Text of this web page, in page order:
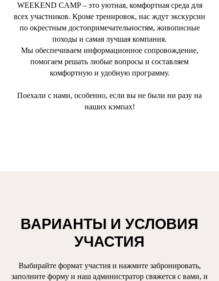
WEEKEND CAMP – это уютная, комфортная среда для
всех участников. Кроме тренировок, нас ждут экскурсии
по окрестным достопримечательностям, живописные
походы и самая лучшая компания.
Мы обеспечиваем информационное сопровождение,
помогаем решать любые вопросы и составляем
комфортную и удобную программу.
Поехали с нами, особенно, если вы не были ни разу на
наших кэмпах!
ВАРИАНТЫ И УСЛОВИЯ
УЧАСТИЯ
Выбирайте формат участия и нажмите забронировать,
заполните форму и наш администратор свяжется с вами, и